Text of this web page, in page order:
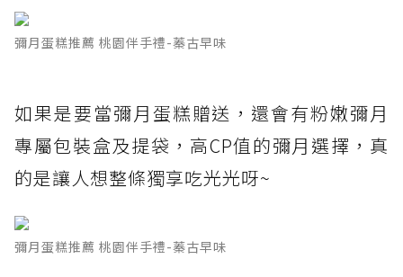
彌月蛋糕推薦 桃園伴手禮-蓁古早味
如果是要當彌月蛋糕贈送，還會有粉嫩彌月
專屬包裝盒及提袋，高CP值的彌月選擇，真
的是讓人想整條獨享吃光光呀~
彌月蛋糕推薦 桃園伴手禮-蓁古早味